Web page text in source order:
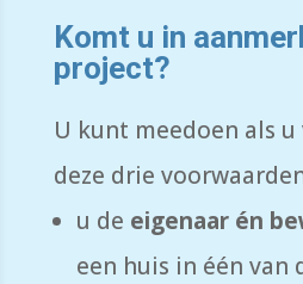
Komt u in
project?
U kunt meedoen als
deze drie
u de eigenaar én
een huis in één van